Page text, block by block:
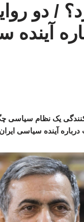
/ دو
آینده
یک نظام سیاسی
آینده سیاسی ایران